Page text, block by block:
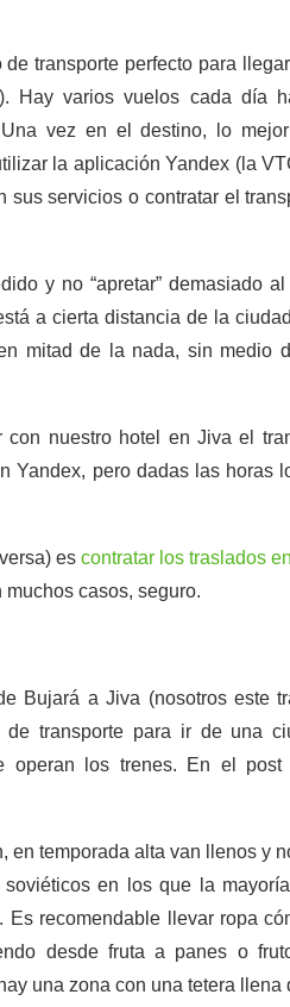
transporte perfecto para
Hay varios vuelos cada día
vez en el destino, lo
la aplicación Yandex (la
servicios o contratar el
y no “apretar” demasiado
a cierta distancia de la
mitad de la nada, sin medio
con nuestro hotel en Jiva el
Yandex, pero dadas las horas
es contratar los traslados
casos, seguro.
Bujará a Jiva (nosotros este
transporte para ir de una
operan los trenes. En el post
temporada alta van llenos y
en los que la
recomendable llevar ropa
desde fruta a panes o
una zona con una tetera llena